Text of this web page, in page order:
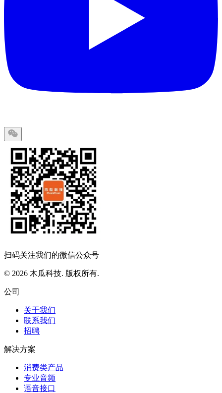
扫码关注我们的微信公众号
© 2026 木瓜科技. 版权所有.
公司
关于我们
联系我们
招聘
解决方案
消费类产品
专业音频
语音接口